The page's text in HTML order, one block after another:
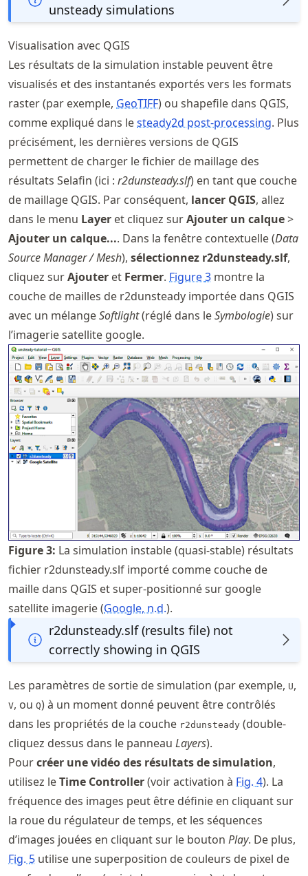
unsteady simulations
Visualisation avec QGIS
Les résultats de la simulation instable peuvent être
visualisés et des instantanés exportés vers les formats
raster (par exemple, GeoTIFF) ou shapefile dans QGIS,
comme expliqué dans lesteady2d post-processing. Plus
précisément, les dernières versions de QGIS
permettent de charger le fichier de maillage des
résultats Selafin (ici : r2dunsteady.slf) en tant que couche
de maillage QGIS. Par conséquent, lancer QGIS, allez
dans le menu Layer et cliquez surAjouter un calque>
Ajouter un calque.... Dans la fenêtre contextuelle (Data
Source Manager / Mesh), sélectionnez r2dunsteady.slf,
cliquez surAjouter et Fermer. Figure3 montre la
couche de mailles de r2dunsteady importée dans QGIS
avec un mélangeSoftlight(réglé dans leSymbologie) sur
l’imagerie satellite google.
Figure3: La simulation instable (quasi-stable) résultats
fichier r2dunsteady.slf importé comme couche de
maille dans QGIS et super-positionné sur google
satellite imagerie Google, n.d. .
r2dunsteady.slf (results file) not
correctly showing in QGIS
Les paramètres de sortie de simulation (par exemple, U,
V, ou Q) à un moment donné peuvent être contrôlés
dans les propriétés de la couche r2dunsteady (double-
cliquez dessus dans le panneau Layers).
Pourcréer une vidéo des résultats de simulation,
utilisez leTime Controller(voir activation à Fig. 4). La
fréquence des images peut être définie en cliquant sur
la roue du régulateur de temps, et les séquences
d’images jouées en cliquant sur le bouton Play. De plus,
Fig. 5 utilise une superposition de couleurs de pixel de